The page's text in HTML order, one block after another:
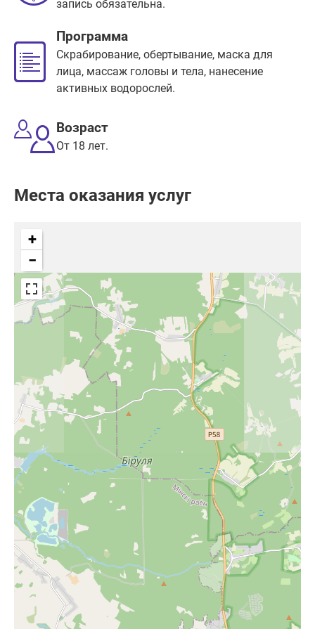
запись обязательна.
Программа
Скрабирование, обертывание, маска для
лица, массаж головы и тела, нанесение
активных водорослей.
Возраст
От 18 лет.
Места оказания услуг
+
−